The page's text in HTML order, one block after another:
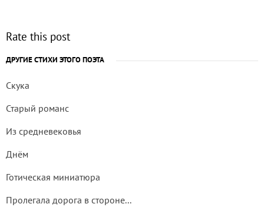
Rate this post
ДРУГИЕ СТИХИ ЭТОГО ПОЭТА
Скука
Старый романс
Из средневековья
Днём
Готическая миниатюра
Пролегала дорога в стороне...